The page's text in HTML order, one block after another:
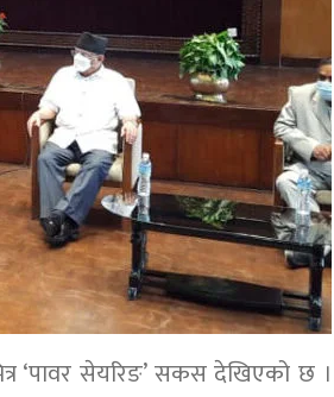
‘पावर सेयरिङ’ सकस देखिएको छ ।